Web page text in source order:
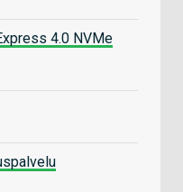
4.0 NVMe